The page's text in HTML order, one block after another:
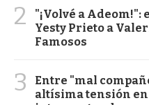
2
"¡Volvé a
Yesty Prieto a
Famosos
3
Entre "mal
altísima tensión